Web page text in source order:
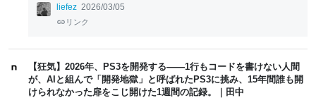
liefez 2026/03/05
リンク
【狂気】2026年、PS3を開発する——1行もコードを書けない人間
が、AIと組んで「開発地獄」と呼ばれたPS3に挑み、15年間誰も開
けられなかった扉をこじ開けた1週間の記録。｜田中